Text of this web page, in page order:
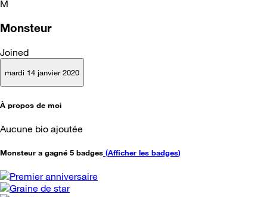
M
Monsteur
Joined
mardi 14 janvier 2020
À propos de moi
Aucune bio ajoutée
Monsteur a gagné 5 badges (Afficher les badges)